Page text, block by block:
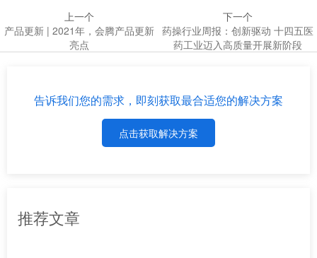
上一个
产品更新 | 2021年，会腾产品更新
亮点
下一个
药操行业周报：创新驱动 十四五医
药工业迈入高质量开展新阶段
告诉我们您的需求，即刻获取最合适您的解决方案
点击获取解决方案
推荐文章